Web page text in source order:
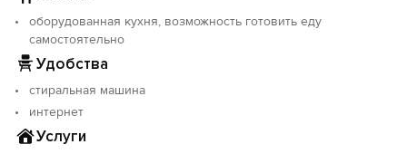
оборудованная кухня, возможность готовить еду
самостоятельно
Удобства
стиральная машина
интернет
Услуги